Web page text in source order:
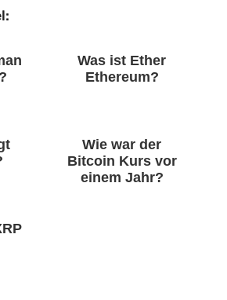
Was ist Ether
Ethereum?
Wie war der
Bitcoin Kurs vor
einem Jahr?